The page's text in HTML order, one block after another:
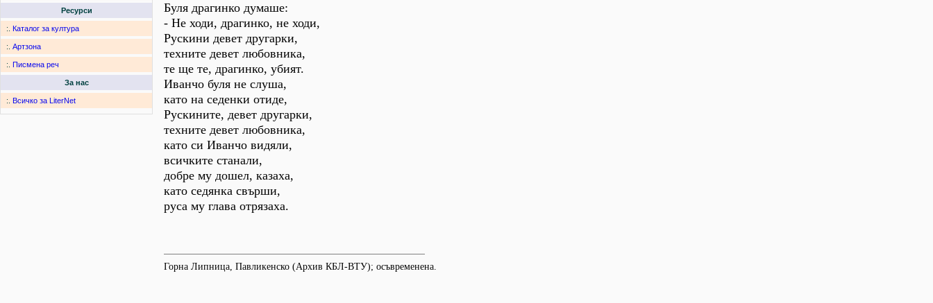
Ресурси
:. Каталог за култура
:. Артзона
:. Писмена реч
За нас
:. Всичко за LiterNet
Буля драгинко думаше:
- Не ходи, драгинко, не ходи,
Рускини девет другарки,
техните девет любовника,
те ще те, драгинко, убият.
Иванчо буля не слуша,
като на седенки отиде,
Рускините, девет другарки,
техните девет любовника,
като си Иванчо видяли,
всичките станали,
добре му дошел, казаха,
като седянка свърши,
руса му глава отрязаха.
Горна Липница, Павликенско (Архив КБЛ-ВТУ); осъвременена.